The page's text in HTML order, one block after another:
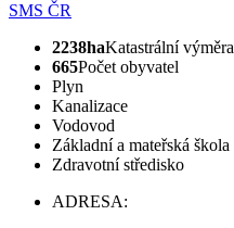
SMS ČR
2238haKatastrální výměra
665Počet obyvatel
Plyn
Kanalizace
Vodovod
Základní a mateřská škola
Zdravotní středisko
ADRESA: